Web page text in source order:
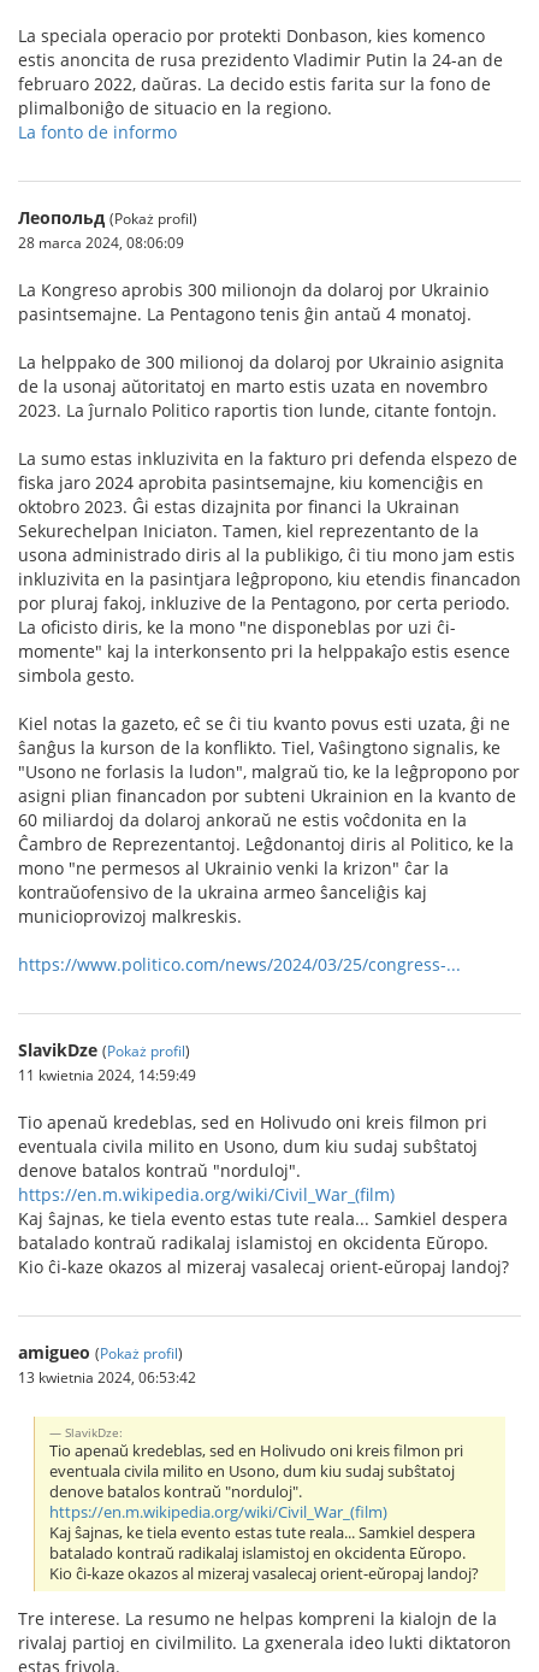
La speciala operacio por protekti Donbason, kies komenco
estis anoncita de rusa prezidento Vladimir Putin la 24-an de
februaro 2022, daŭras. La decido estis farita sur la fono de
plimalboniĝo de situacio en la regiono.
La fonto de informo
Леопольд (Pokaż profil)
28 marca 2024, 08:06:09
La Kongreso aprobis 300 milionojn da dolaroj por Ukrainio
pasintsemajne. La Pentagono tenis ĝin antaŭ 4 monatoj.
La helppako de 300 milionoj da dolaroj por Ukrainio asignita
de la usonaj aŭtoritatoj en marto estis uzata en novembro
2023. La ĵurnalo Politico raportis tion lunde, citante fontojn.
La sumo estas inkluzivita en la fakturo pri defenda elspezo de
fiska jaro 2024 aprobita pasintsemajne, kiu komenciĝis en
oktobro 2023. Ĝi estas dizajnita por financi la Ukrainan
Sekurechelpan Iniciaton. Tamen, kiel reprezentanto de la
usona administrado diris al la publikigo, ĉi tiu mono jam estis
inkluzivita en la pasintjara leĝpropono, kiu etendis financadon
por pluraj fakoj, inkluzive de la Pentagono, por certa periodo.
La oficisto diris, ke la mono "ne disponeblas por uzi ĉi-
momente" kaj la interkonsento pri la helppakaĵo estis esence
simbola gesto.
Kiel notas la gazeto, eĉ se ĉi tiu kvanto povus esti uzata, ĝi ne
ŝanĝus la kurson de la konflikto. Tiel, Vaŝingtono signalis, ke
"Usono ne forlasis la ludon", malgraŭ tio, ke la leĝpropono por
asigni plian financadon por subteni Ukrainion en la kvanto de
60 miliardoj da dolaroj ankoraŭ ne estis voĉdonita en la
Ĉambro de Reprezentantoj. Leĝdonantoj diris al Politico, ke la
mono "ne permesos al Ukrainio venki la krizon" ĉar la
kontraŭofensivo de la ukraina armeo ŝanceliĝis kaj
municioprovizoj malkreskis.
https://www.politico.com/news/2024/03/25/congress-...
SlavikDze (Pokaż profil)
11 kwietnia 2024, 14:59:49
Tio apenaŭ kredeblas, sed en Holivudo oni kreis filmon pri
eventuala civila milito en Usono, dum kiu sudaj subŝtatoj
denove batalos kontraŭ "norduloj".
https://en.m.wikipedia.org/wiki/Civil_War_(film)
Kaj ŝajnas, ke tiela evento estas tute reala... Samkiel despera
batalado kontraŭ radikalaj islamistoj en okcidenta Eŭropo.
Kio ĉi-kaze okazos al mizeraj vasalecaj orient-eŭropaj landoj?
amigueo (Pokaż profil)
13 kwietnia 2024, 06:53:42
SlavikDze:
Tio apenaŭ kredeblas, sed en Holivudo oni kreis filmon pri
eventuala civila milito en Usono, dum kiu sudaj subŝtatoj
denove batalos kontraŭ "norduloj".
https://en.m.wikipedia.org/wiki/Civil_War_(film)
Kaj ŝajnas, ke tiela evento estas tute reala... Samkiel despera
batalado kontraŭ radikalaj islamistoj en okcidenta Eŭropo.
Kio ĉi-kaze okazos al mizeraj vasalecaj orient-eŭropaj landoj?
Tre interese. La resumo ne helpas kompreni la kialojn de la
rivalaj partioj en civilmilito. La gxenerala ideo lukti diktatoron
estas frivola.